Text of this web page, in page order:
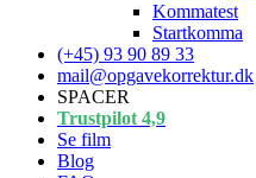
Kommatest
Startkomma
(+45) 93 90 89 33
mail@opgavekorrektur.dk
SPACER
Trustpilot 4,9
Se film
Blog